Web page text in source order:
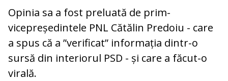
Opinia sa a fost preluată de prim-
vicepreședintele PNL Cătălin Predoiu - care
a spus că a ”verificat” informația dintr-o
sursă din interiorul PSD - și care a făcut-o
virală.